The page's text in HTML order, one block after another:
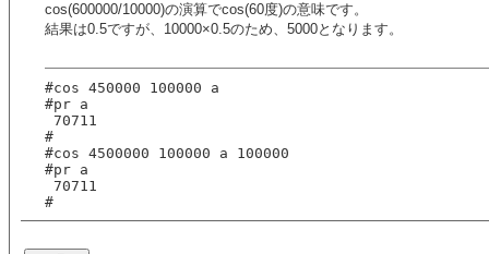
cos(600000/10000)の演算でcos(60度)の意味です。
結果は0.5ですが、10000×0.5のため、5000となります。
#cos 450000 100000 a
#pr a
70711
#
#cos 4500000 100000 a 100000
#pr a
70711
#